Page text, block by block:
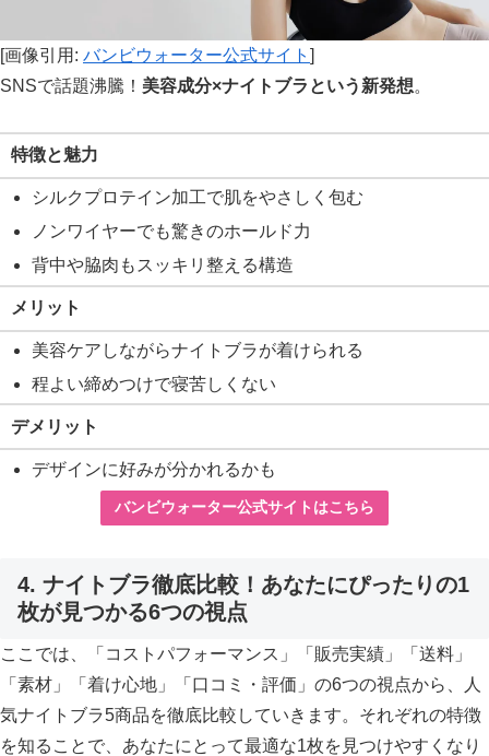
[画像引用: バンビウォーター公式サイト ]
SNSで話題沸騰！ 美容成分×ナイトブラという新発想。
特徴と魅力
シルクプロテイン加工で肌をやさしく包む
ノンワイヤーでも驚きのホールド力
背中や脇肉もスッキリ整える構造
メリット
美容ケアしながらナイトブラが着けられる
程よい締めつけで寝苦しくない
デメリット
デザインに好みが分かれるかも
バンビウォーター公式サイトはこちら
4. ナイトブラ徹底比較！あなたにぴったりの1
枚が見つかる6つの視点
ここでは、「コストパフォーマンス」「販売実績」「送料」
「素材」「着け心地」「口コミ・評価」の6つの視点から、人
気ナイトブラ5商品を徹底比較していきます。それぞれの特徴
を知ることで、あなたにとって最適な1枚を見つけやすくなり